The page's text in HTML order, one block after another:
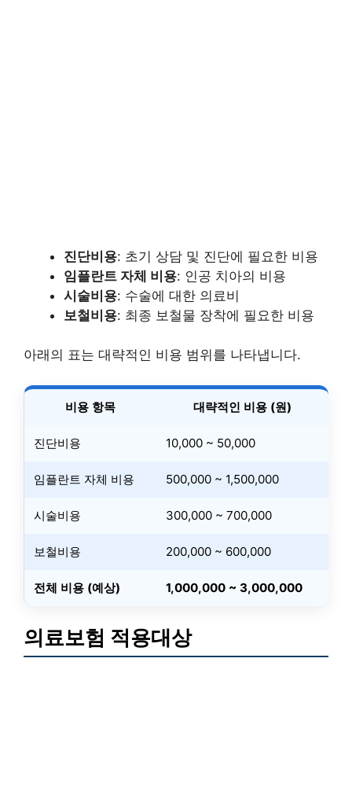
진단비용: 초기 상담 및 진단에 필요한 비용
임플란트 자체 비용: 인공 치아의 비용
시술비용: 수술에 대한 의료비
보철비용: 최종 보철물 장착에 필요한 비용
아래의 표는 대략적인 비용 범위를 나타냅니다.
비용 항목 대략적인 비용 (원)
진단비용 10,000 ~ 50,000
임플란트 자체 비용 500,000 ~ 1,500,000
시술비용 300,000 ~ 700,000
보철비용 200,000 ~ 600,000
전체 비용 (예상) 1,000,000 ~ 3,000,000
의료보험 적용대상